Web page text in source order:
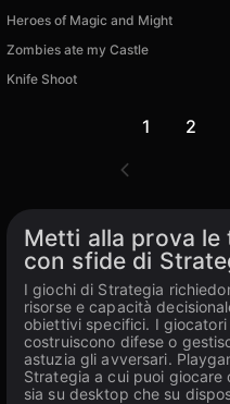
Heroes of Magic and Might
Zombies ate my Castle
Knife Shoot
1 2
Metti alla prova
con sfide di
I giochi di Strategia
risorse e capacità
obiettivi specifici. I giocatori
costruiscono difese o
astuzia gli avversari.
Strategia a cui puoi
sia su desktop che su